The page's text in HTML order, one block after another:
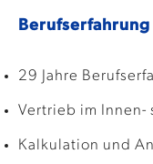
Berufserfahrung
29 Jahre
Vertrieb im Innen-
Kalkulation und